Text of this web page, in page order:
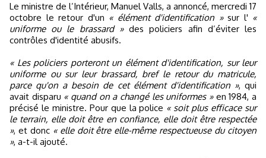
Le ministre de l’Intérieur, Manuel Valls, a annoncé, mercredi 17
octobre le retour d'un « élément d'identification »sur l' «
uniforme ou le brassard »des policiers afin d’éviter les
contrôles d'identité abusifs.
« Les policiers porteront un élément d'identification, sur leur
uniforme ou sur leur brassard, bref le retour du matricule,
parce qu'on a besoin de cet élément d'identification », qui
avait disparu « quand on a changé les uniformes »en 1984, a
précisé le ministre. Pour que la police « soit plus efficace sur
le terrain, elle doit être en confiance, elle doit être respectée
», et donc « elle doit être elle-même respectueuse du citoyen
», a-t-il ajouté.